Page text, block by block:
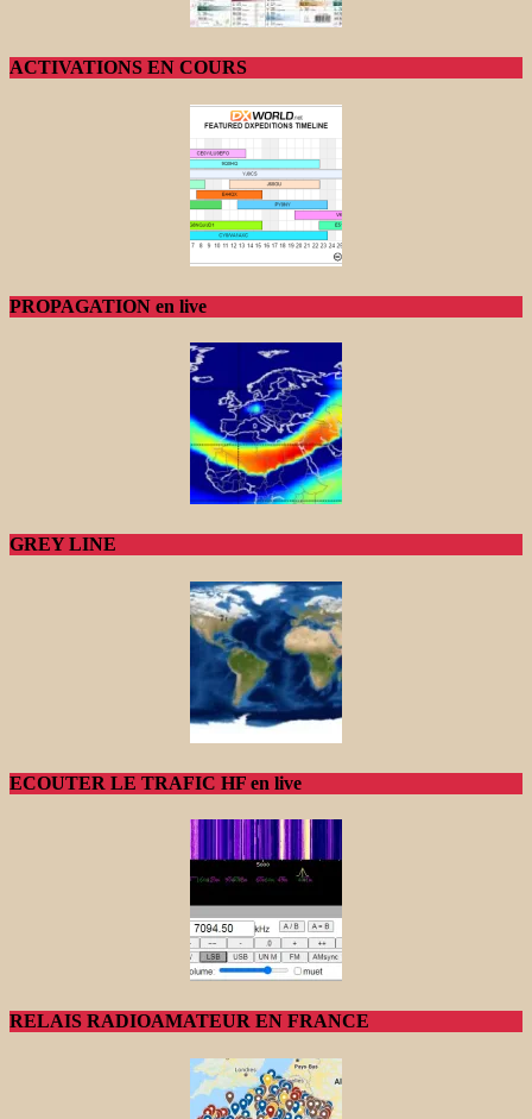
ACTIVATIONS EN COURS
PROPAGATION en live
GREY LINE
ECOUTER LE TRAFIC HF en live
RELAIS RADIOAMATEUR EN FRANCE